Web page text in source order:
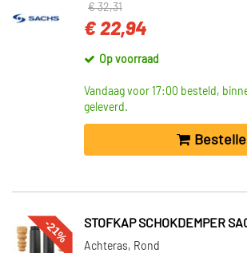
€ 32,31
€ 22,94
Op voorraad
Vandaag voor 17:00 besteld,
geleverd.
-21% STOFKAP SCHOKDEMPER
Achteras, Rond